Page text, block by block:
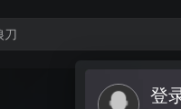
登